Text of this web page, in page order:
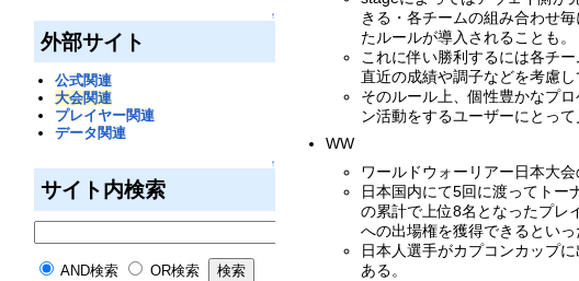
きる・各チームの組み合わせ
たルールが導入されることも。
これに伴い勝利するには各チ
直近の成績や調子などを考慮
そのルール上、個性豊かなプ
ン活動をするユーザーにとっ
WW
ワールドウォーリアー日本大会
日本国内にて5回に渡ってトー
の累計で上位8名となったプレ
への出場権を獲得できるといっ
日本人選手がカプコンカップ
ある。
↑
外部サイト
公式関連
大会関連
プレイヤー関連
データ関連
↑
サイト内検索
AND検索 OR検索